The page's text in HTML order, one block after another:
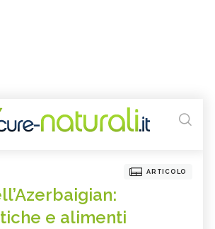
ARTICOLO
e alimenti